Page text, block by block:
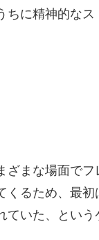
に精神的な
まな場面で
るため、最初
いた、という